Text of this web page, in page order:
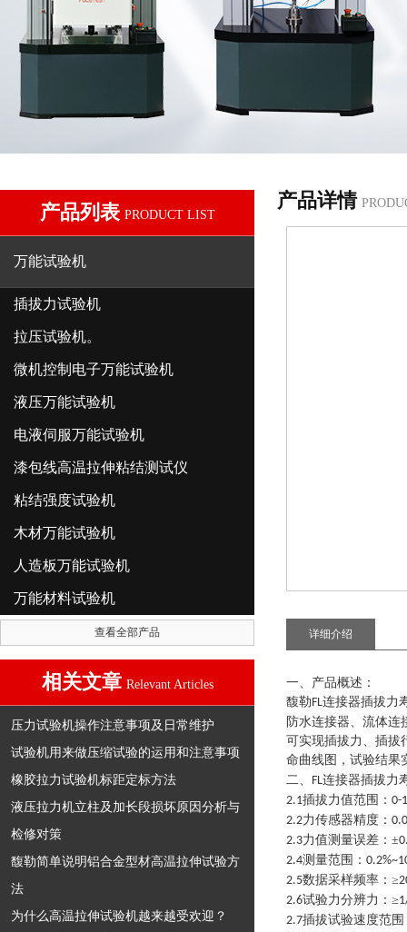
产品列表 PRODUCT LIST
万能试验机
插拔力试验机
拉压试验机。
微机控制电子万能试验机
液压万能试验机
电液伺服万能试验机
漆包线高温拉伸粘结测试仪
粘结强度试验机
木材万能试验机
人造板万能试验机
万能材料试验机
查看全部产品
相关文章 Relevant Articles
压力试验机操作注意事项及日常维护
试验机用来做压缩试验的运用和注意事项
橡胶拉力试验机标距定标方法
液压拉力机立柱及加长段损坏原因分析与
检修对策
馥勒简单说明铝合金型材高温拉伸试验方
法
为什么高温拉伸试验机越来越受欢迎？
产品详情
详细介绍
一、产品概述：
馥勒FL连接器插拔力
防水连接器、流体连
可实现插拔力、插拔
命曲线图，试验结果
二、 FL连接器插拔力
2.1插拔力值范围： 0-
2.2力传感器精度：
2.3力值测量误差： ±
2.4测量范围：
2.5数据采样频率： ≥
2.6试验力分辨力： ≥
2.7插拔试验速度范围